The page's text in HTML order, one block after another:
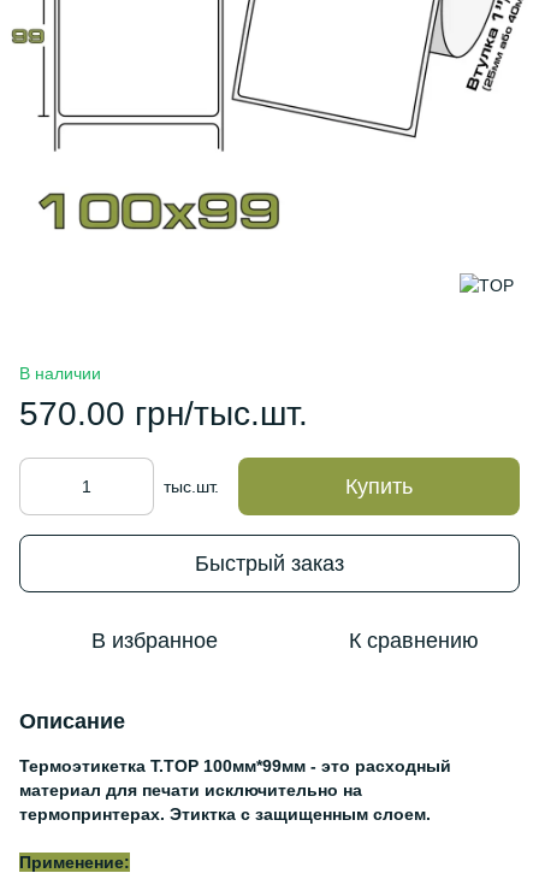
В наличии
570.00 грн/тыс.шт.
тыс.шт. Купить
Быстрый заказ
В избранное К сравнению
Описание
Термоэтикетка Т.TOP 100мм*99мм - это расходный
материал для печати исключительно на
термопринтерах. Этиктка с защищенным слоем.
Применение: